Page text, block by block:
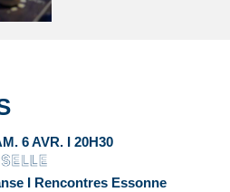
6 AVR. I 20H30
I Rencontres Essonne